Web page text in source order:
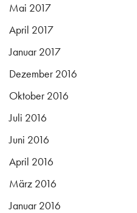
Mai 2017
April 2017
Januar 2017
Dezember 2016
Oktober 2016
Juli 2016
Juni 2016
April 2016
März 2016
Januar 2016